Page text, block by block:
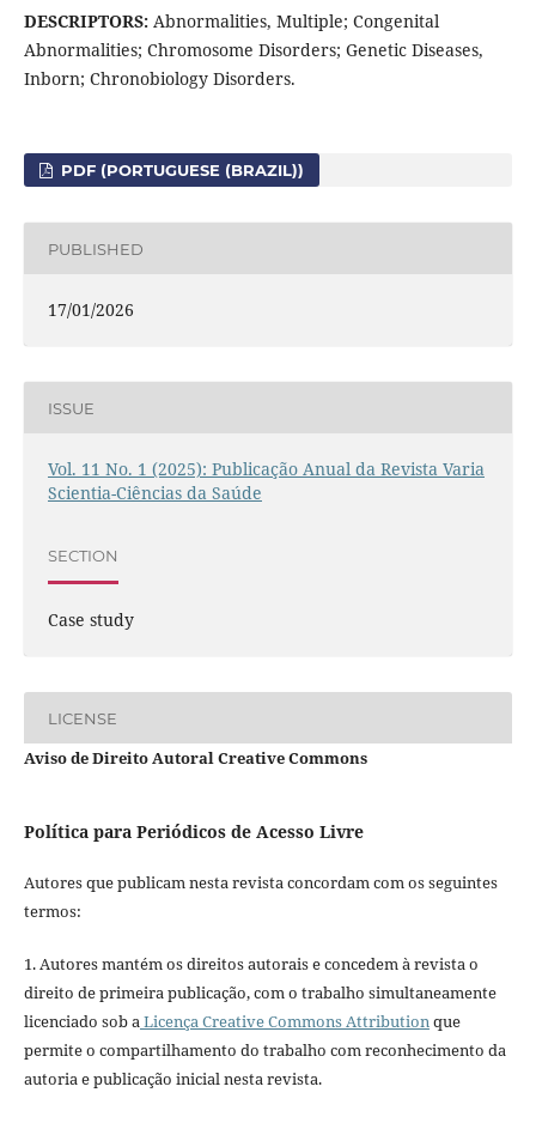
DESCRIPTORS: Abnormalities, Multiple; Congenital
Abnormalities; Chromosome Disorders; Genetic Diseases,
Inborn; Chronobiology Disorders.
PDF (PORTUGUESE (BRAZIL))
PUBLISHED
17/01/2026
ISSUE
Vol. 11 No. 1 (2025): Publicação Anual da Revista Varia
Scientia-Ciências da Saúde
SECTION
Case study
LICENSE
Aviso de Direito Autoral Creative Commons
Política para Periódicos de Acesso Livre
Autores que publicam nesta revista concordam com os seguintes
termos:
1. Autores mantém os direitos autorais e concedem à revista o
direito de primeira publicação, com o trabalho simultaneamente
licenciado sob aLicença Creative Commons Attributionque
permite o compartilhamento do trabalho com reconhecimento da
autoria e publicação inicial nesta revista.